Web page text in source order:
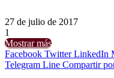
27 de julio de 2017
1
Mostrar más
Facebook Twitter LinkedIn
Telegram Line Compartir